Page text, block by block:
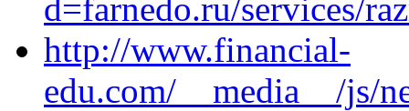
d=farnedo.ru/services/
http://www.financial-
edu.com/__media__/js/